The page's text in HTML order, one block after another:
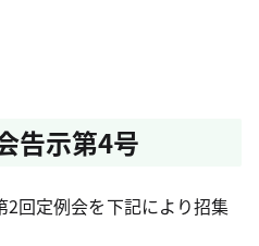
告示第4号
回定例会を下記により招集